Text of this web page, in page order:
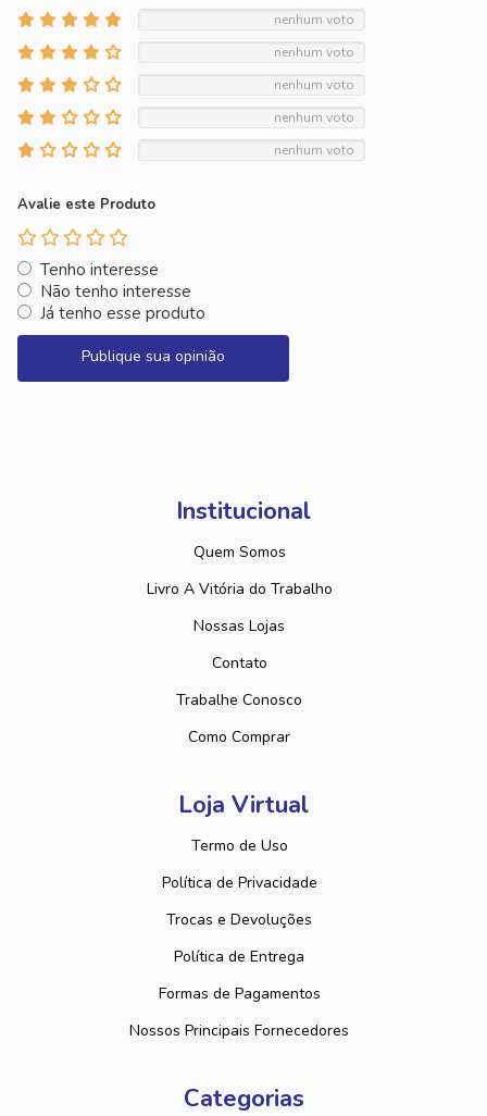
nenhum voto
nenhum voto
nenhum voto
nenhum voto
nenhum voto
Avalie este Produto
Tenho interesse
Não tenho interesse
Já tenho esse produto
Publique sua opinião
Institucional
Quem Somos
Livro A Vitória do Trabalho
Nossas Lojas
Contato
Trabalhe Conosco
Como Comprar
Loja Virtual
Termo de Uso
Política de Privacidade
Trocas e Devoluções
Política de Entrega
Formas de Pagamentos
Nossos Principais Fornecedores
Categorias